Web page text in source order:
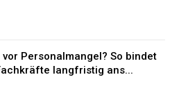
vor Personalmangel? So bindet
langfristig ans...